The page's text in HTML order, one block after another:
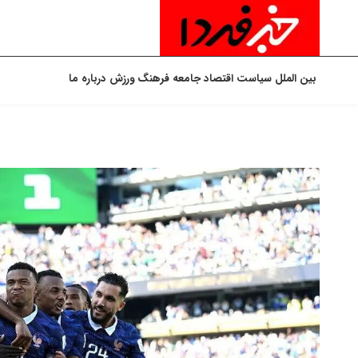
بین الملل سیاست اقتصادجامعه فرهنگورزش درباره ما